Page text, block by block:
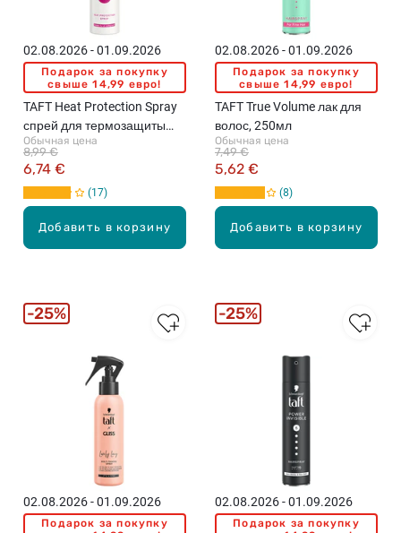
Добавить в корзину
02.08.2026 - 01.09.2026
Подарок за покупку
свыше 14,99 евро!
TAFT Heat Protection Spray
спрей для термозащиты
волос, 250мл
Обычная цена
6,74 €
8,99 €
17
Добавить в корзину
02.08.2026 - 01.09.2026
Подарок за покупку
свыше 14,99 евро!
TAFT True Volume лак для
волос, 250мл
Обычная цена
5,62 €
7,49 €
8
02.08.2026 - 01.09.2026
Подарок за покупку
25%
02.08.2026 - 01.09.2026
Подарок за покупку
25%